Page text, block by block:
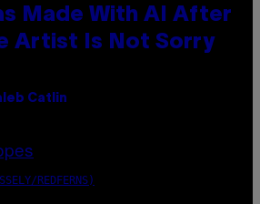
Made With AI After
Artist Is Not Sorry
Catlin
REDFERNS)